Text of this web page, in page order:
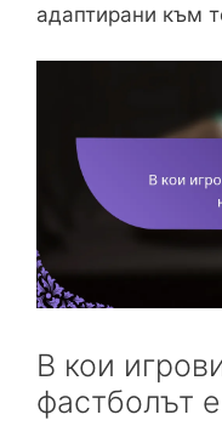
адаптирани към
В кои
фастболът